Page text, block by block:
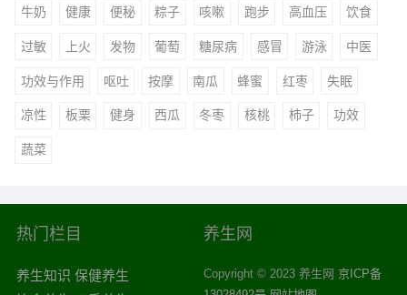
牛奶 健康 便秘 粽子 咳嗽 跑步 高血压 饮食
过敏 上火 发物 葡萄 糖尿病 感冒 游泳 中医
功效与作用 呕吐 按摩 南瓜 蜂蜜 红枣 失眠
凉性 板栗 健身 西瓜 冬枣 核桃 柿子 功效
蔬菜
热门栏目
养生知识 保健养生
养生网
Copyright © 2023 养生网 京ICP备